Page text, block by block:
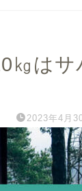
㎏はサ
2023年4月